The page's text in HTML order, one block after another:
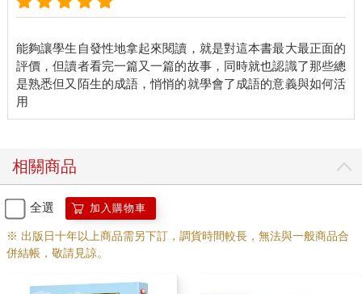
能夠讓學生自發性地拿起來閱讀，就是對這本書最大最正面的
評價，但讀者看完一篇又一篇的故事，同時就也認識了那些總
是熟悉但又陌生的成語，悄悄的就學會了成語的意義與如何活
相關商品
全選 加入購物車
※ 出版日十年以上商品需另下訂，調貨時間較長，無法與一般商品合
併結帳，敬請見諒。